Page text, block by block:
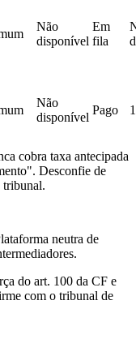
Não
disponível
Em
fila
Não
disponível
Pago
cobra taxa antecipada
Desconfie de
tribunal.
neutra de
do art. 100 da CF e
com o tribunal de